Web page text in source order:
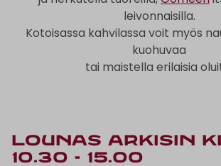
leivonnaisilla.
Kotoisassa kahvilassa voit myös
kuohuvaa
tai maistella erilaisia
Lounas arkisin
10.30 - 15.00